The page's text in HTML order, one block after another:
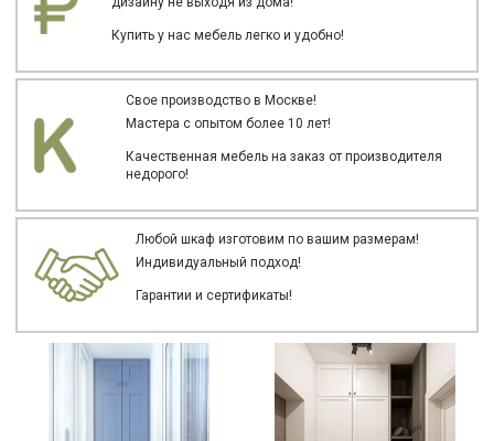
Купить у нас мебель легко и удобно!
Свое производство в Москве!
Мастера с опытом более 10 лет!
Качественная мебель на заказ от производителя
недорого!
Любой шкаф изготовим по вашим размерам!
Индивидуальный подход!
Гарантии и сертификаты!